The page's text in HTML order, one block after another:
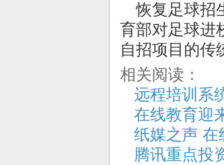
恢复足球招
育部对足球进
自招项目的传
相关阅读：
远程培训系
在线教育迎
纸媒之声 在
腾讯重点投